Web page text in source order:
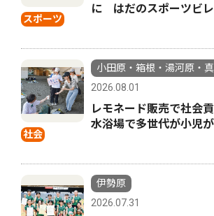
スポーツ
に はだのスポーツビ
社会
小田原・箱根・湯河原・
2026.08.01
レモネード販売で社会
水浴場で多世代が小児
伊勢原
2026.07.31